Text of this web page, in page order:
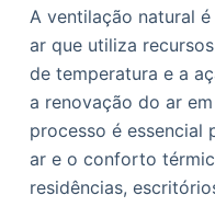
A ventilação natural
ar que utiliza
de temperatura e a
a renovação do ar
processo é essencial
ar e o conforto
residências,